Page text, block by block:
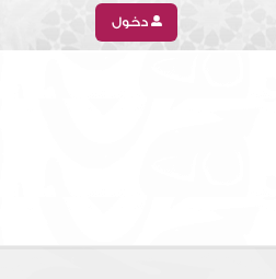
دخول